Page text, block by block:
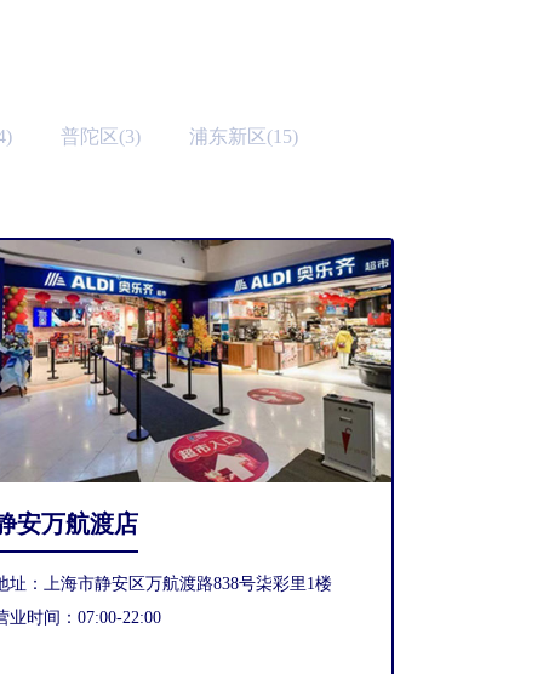
普陀区(3) 浦东新区(15)
安万航渡店
址：上海市静安区万航渡路838号柒彩里1楼
业时间：07:00-22:00